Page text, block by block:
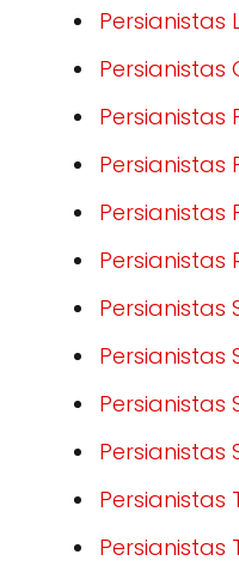
Persianistas
Persianistas
Persianistas
Persianistas
Persianistas
Persianistas
Persianistas
Persianistas
Persianistas
Persianistas
Persianistas